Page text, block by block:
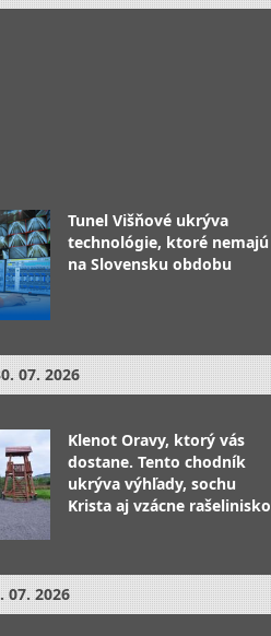
Tunel Višňové ukrýva
technológie, ktoré nemajú
na Slovensku obdobu
07. 2026
Klenot Oravy, ktorý vás
dostane. Tento chodník
ukrýva výhľady, sochu
Krista aj vzácne rašelinisko
07. 2026